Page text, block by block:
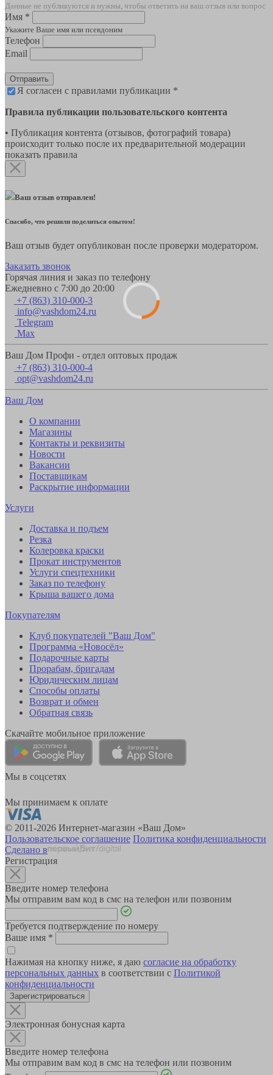
Данные не публикуются и нужны, чтобы ответить на ваш отзыв или вопрос
Имя *
Укажите Ваше имя или псевдоним
Телефон
Email
Отправить
Я согласен с правилами публикации *
Правила публикации пользовательского контента
• Публикация контента (отзывов, фотографий товара)
происходит только после их предварительной модерации
показать правила
Ваш отзыв отправлен!
Спасибо, что решили поделиться опытом!
Ваш отзыв будет опубликован после проверки модератором.
Заказать звонок
Горячая линия и заказ по телефону
Ежедневно с 7:00 до 20:00
+7 (863) 310-000-3
info@vashdom24.ru
Telegram
Max
Ваш Дом Профи - отдел оптовых продаж
+7 (863) 310-000-4
opt@vashdom24.ru
Ваш Дом
О компании
Магазины
Контакты и реквизиты
Новости
Вакансии
Поставщикам
Раскрытие информации
Услуги
Доставка и подъем
Резка
Колеровка краски
Прокат инструментов
Услуги спецтехники
Заказ по телефону
Крыша вашего дома
Покупателям
Клуб покупателей "Ваш Дом"
Программа «Новосёл»
Подарочные карты
Прорабам, бригадам
Юридическим лицам
Способы оплаты
Возврат и обмен
Обратная связь
Скачайте мобильное приложение
Мы в соцсетях
Мы принимаем к оплате
© 2011-2026 Интернет-магазин «Ваш Дом»
Пользовательское соглашение Политика конфиденциальности
Сделано в
Регистрация
Введите номер телефона
Мы отправим вам код в смс на телефон или позвоним
Требуется подтверждение по номеру
Ваше имя *
Нажимая на кнопку ниже, я даю согласие на обработку
персональных данных в соответствии с Политикой
конфиденциальности
Зарегистрироваться
Электронная бонусная карта
Введите номер телефона
Мы отправим вам код в смс на телефон или позвоним